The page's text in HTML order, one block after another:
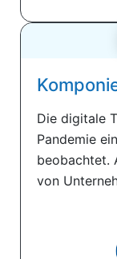
Die digitale
Pandemie
beobachtet.
von